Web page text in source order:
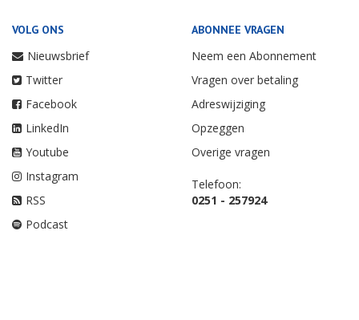
VOLG ONS
Nieuwsbrief
Twitter
Facebook
LinkedIn
Youtube
Instagram
RSS
Podcast
ABONNEE VRAGEN
Neem een Abonnement
Vragen over betaling
Adreswijziging
Opzeggen
Overige vragen
Telefoon:
0251 - 257924